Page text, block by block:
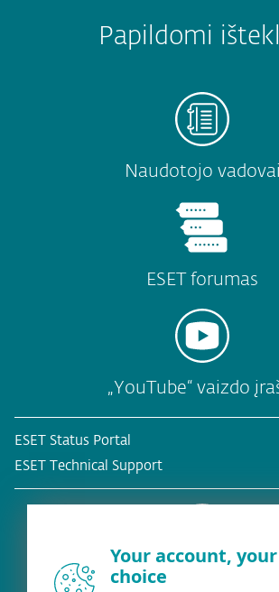
Papildomi
Naudotojo vadovai
ESET forumas
„YouTube“ vaizdo
ESET Status Portal
ESET Technical Support
Esamas klientas?
Your account,
choice